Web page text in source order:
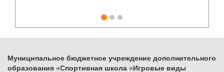
Муниципальное бюджетное учреждение дополнительного
образования «Спортивная школа «Игровые виды